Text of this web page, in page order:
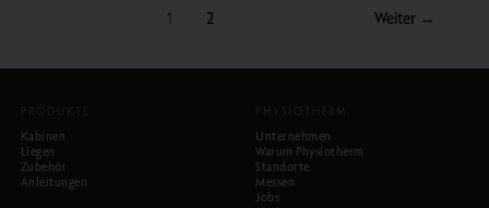
1 2 Weiter →
Kabinen
Liegen
Zubehör
Anleitungen
Unternehmen
Warum Physiotherm
Standorte
Messen
Jobs